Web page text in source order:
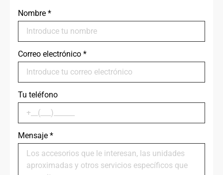
Nombre *
Correo electrónico *
Tu teléfono
Mensaje *